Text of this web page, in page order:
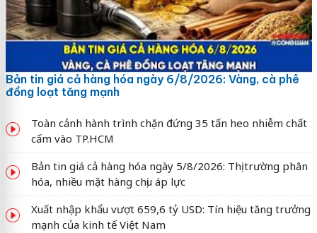
Bản tin giá cả hàng hóa ngày 6/8/2026: Vàng, cà phê
đồng loạt tăng mạnh
Toàn cảnh hành trình chặn đứng 35 tấn heo nhiễm chất
cấm vào TP.HCM
Bản tin giá cả hàng hóa ngày 5/8/2026: Thị trường phân
hóa, nhiều mặt hàng chịu áp lực
Xuất nhập khẩu vượt 659,6 tỷ USD: Tín hiệu tăng trưởng
mạnh của kinh tế Việt Nam